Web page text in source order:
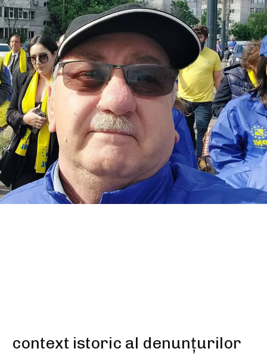
context istoric al denunțurilor